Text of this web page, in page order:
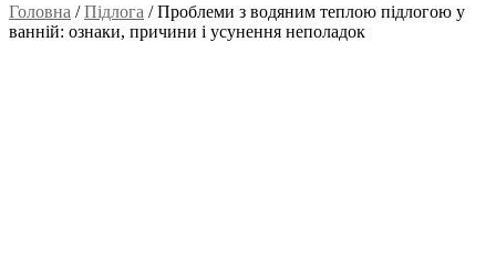
Головна /Підлога /Проблеми з водяним теплою підлогою у
ванній: ознаки, причини і усунення неполадок